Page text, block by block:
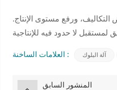
ورفع مستوى الإنتاج.
العلامات الساخنة : آلة البلوك
المنشور السابق